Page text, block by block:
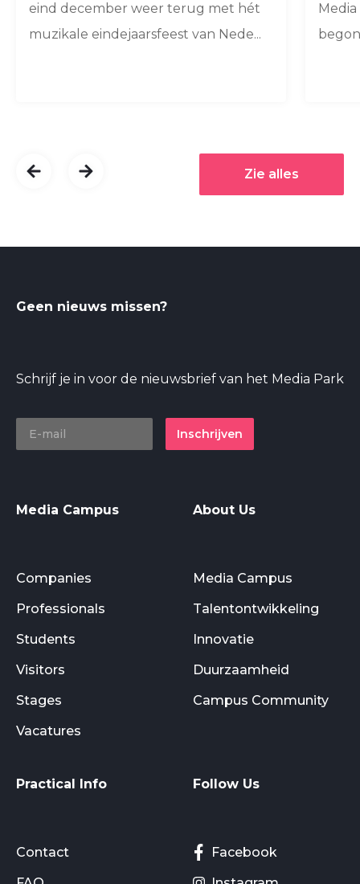
eind december weer terug met hét
muzikale eindejaarsfeest van Nede...
Zie alles
Geen nieuws missen?
Schrijf je in voor de nieuwsbrief van het Media Park
Inschrijven
Media Campus
Companies
Professionals
Students
Visitors
Stages
Vacatures
About Us
Media Campus
Talentontwikkeling
Innovatie
Duurzaamheid
Campus Community
Practical Info
Contact
Follow Us
Facebook